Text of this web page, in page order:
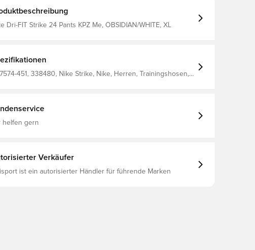
Dri-FIT Strike 24 Pants KPZ Me, OBSIDIAN/WHITE, XL
451, 338480, Nike Strike, Nike, Herren, Trainingshosen,
helfen gern
Verkäufer
ist ein autorisierter Händler für führende Marken